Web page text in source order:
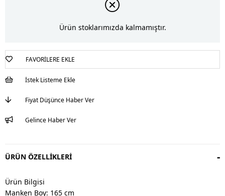
Ürün stoklarımızda kalmamıştır.
FAVORILERE EKLE
İstek Listeme Ekle
Fiyat Düşünce Haber Ver
Gelince Haber Ver
ÜRÜN ÖZELLIKLERI
Ürün Bilgisi
Manken Boy: 165 cm